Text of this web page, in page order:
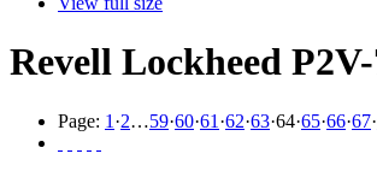
Revell Lockheed
Page: 1 ·2…59·60·61 ·62·63·64·65·66·67·